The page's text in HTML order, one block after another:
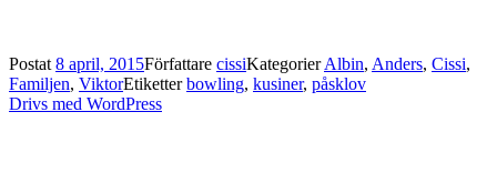
Postat 8 april, 2015Författare cissiKategorierAlbin, Anders, Cissi,
Familjen, ViktorEtiketterbowling, kusiner, påsklov
Drivs med WordPress